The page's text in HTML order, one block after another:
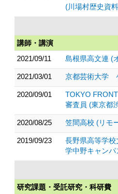
(川場村歴史資
講師・講演
2021/09/11
島根県高文連 (
2021/03/01 京都芸術大学
2020/09/01
TOKYO
審査員 (東京都
2020/08/25 笠間高校 (リモ
2019/09/23
長野県高等学
学中野キャンパ
研究課題・受託研究・科研費